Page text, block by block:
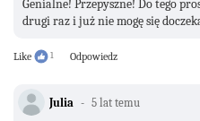
Genialne! Przepyszne! Do tego
drugi raz i już nie mogę się
Like 1 Odpowiedz
Julia 5 lat temu